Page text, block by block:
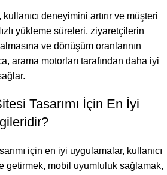
kullanıcı deneyimini artırır ve müşteri
yükleme süreleri, ziyaretçilerin
ve dönüşüm oranlarının
arama motorları tarafından daha iyi
Tasarımı İçin En İyi
için en iyi uygulamalar, kullanıcı
getirmek, mobil uyumluluk sağlamak,